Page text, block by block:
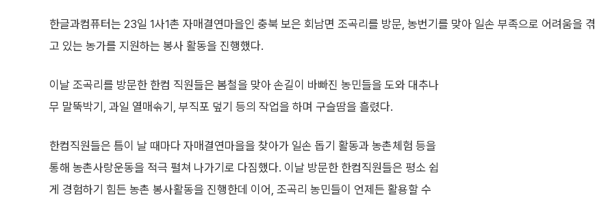
한글과컴퓨터는 23일 1사1촌 자매결연마을인 충북 보은 회남면 조곡리를 방문, 농번기를 맞아 일손 부족으로 어려움을 겪
고 있는 농가를 지원하는 봉사 활동을 진행했다.
이날 조곡리를 방문한 한컴 직원들은 봄철을 맞아 손길이 바빠진 농민들을 도와 대추나
무 말뚝박기, 과일 열매솎기, 부직포 덮기 등의 작업을 하며 구슬땀을 흘렸다.
한컴직원들은 틈이 날 때마다 자매결연마을을 찾아가 일손 돕기 활동과 농촌체험 등을
통해 농촌사랑운동을 적극 펼쳐 나가기로 다짐했다. 이날 방문한 한컴직원들은 평소 쉽
게 경험하기 힘든 농촌 봉사활동을 진행한데 이어, 조곡리 농민들이 언제든 활용할 수